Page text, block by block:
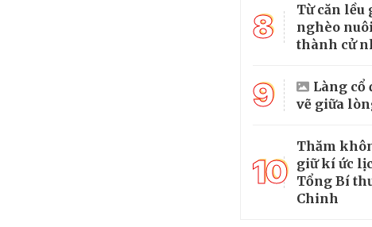
8
Từ căn lều
nghèo
thành cử
9
Làng cổ
vẽ giữa
10
Thăm
giữ kí ức
Tổng Bí
Chinh